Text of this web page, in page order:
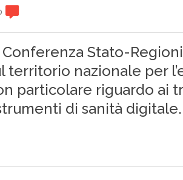
Stato-
nazionale per
particolare riguardo ai
di sanità digitale.